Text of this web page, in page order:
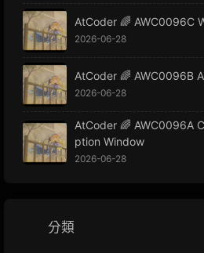
AtCoder 🌈 AWC0096C
2026-06-28
AtCoder 🌈 AWC0096B
2026-06-28
AtCoder 🌈 AWC0096A
ption Window
2026-06-28
分類